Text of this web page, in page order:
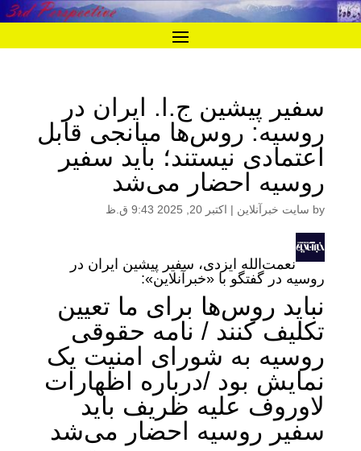
سفیر پیشین ج.ا. ایران در
روسیه: روس‌ها میانجی قابل
اعتمادی نیستند؛ باید سفیر
روسیه احضار می‌شد
by سایت خبرآنلاین | اکتبر 20, 2025 9:43 ق.ظ
نعمت‌الله ایزدی، سفیر پیشین ایران در
روسیه در گفتگو با «خبرآنلاین»:
نباید روس‌ها برای ما تعیین
تکلیف کنند / نامه حقوقی
روسیه به شورای امنیت یک
نمایش بود /درباره اظهارات
لاوروف علیه ظریف باید
سفیر روسیه احضار می‌شد